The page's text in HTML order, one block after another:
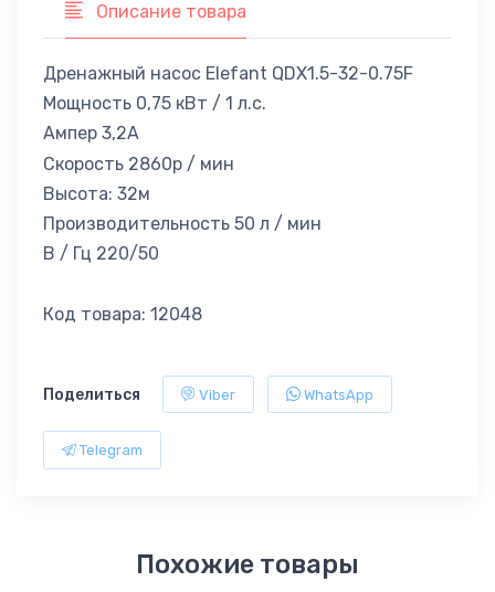
Описание товара
Дренажный насос Elefant QDX1.5-32-0.75F
Мощность 0,75 кВт / 1 л.с.
Ампер 3,2А
Скорость 2860р / мин
Высота: 32м
Производительность 50 л / мин
В / Гц 220/50
Код товара: 12048
Поделиться Viber WhatsApp
Telegram
Похожие товары